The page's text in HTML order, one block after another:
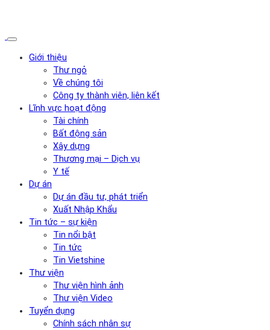
Giới thiệu
Thư ngỏ
Về chúng tôi
Công ty thành viên, liên kết
Lĩnh vực hoạt động
Tài chính
Bất động sản
Xây dựng
Thương mại – Dịch vụ
Y tế
Dự án
Dự án đầu tư, phát triển
Xuất Nhập Khẩu
Tin tức – sự kiện
Tin nổi bật
Tin tức
Tin Vietshine
Thư viện
Thư viện hình ảnh
Thư viện Video
Tuyển dụng
Chính sách nhân sự